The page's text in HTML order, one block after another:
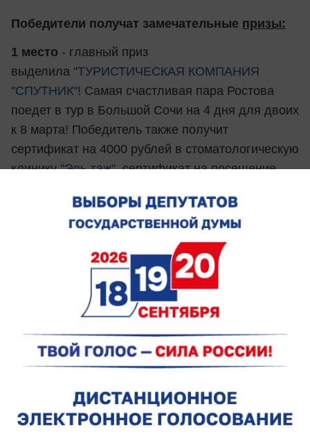
Победители получат замечательные призы:
1 место - главный приз
выделила "ТУРИСТИЧЕСКАЯ КОМПАНИЯ
"СПУТНИК"! Самая счастливая пара Ростова
поедет в тур в Большой Сочи на 4 дня для двоих
к 8 марта! Победитель также получит
сертификат на 4000 рублей в стоматологическую
клинику"Эль-таж", сертификат на посещение
для влюбленных" - 2 абонемента на месяц
сети фитнес клубов "СпортСити"
- романтическое свидание на крыше
Агентства оригинальных свиданий
, сертификат на 2000 рублей в
стоматологическую клинику"Эль-таж"
сертификат на посещение аква-зоны"Greenwich-
park"и подарочный сертификат на "Coral Travel"
на сумму 3000 рублей+абонимент на 7 дней
сети фитнес клубов "СпортСити"
3 место- ужин со второй половинкой